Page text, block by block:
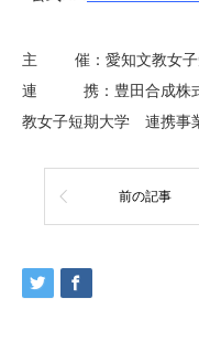
主 催：愛知文教女子
連 携：豊田合成株式
教女子短期大学 連携事
前の記事